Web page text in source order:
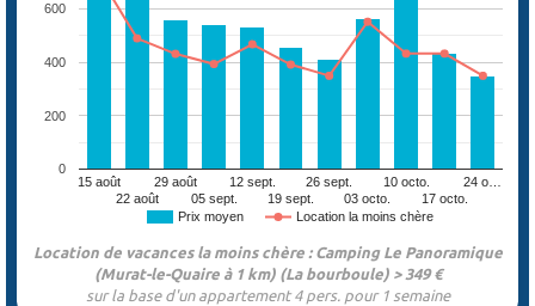
Prix moyen Location la moins chère
15 août
22 août
29 août
05 sept.
12 sept.
19 sept.
26 sept.
03 octo.
10 octo.
17 octo.
24 o…
0
200
400
600
Location de vacances la moins chère : Camping Le Panoramique
(Murat-le-Quaire à 1 km) (La bourboule) > 349 €
sur la base d'un appartement 4 pers. pour 1 semaine